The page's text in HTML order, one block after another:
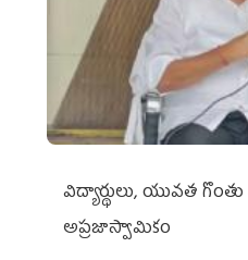
విద్యార్థులు, యువత
అప్రజాస్వామికం